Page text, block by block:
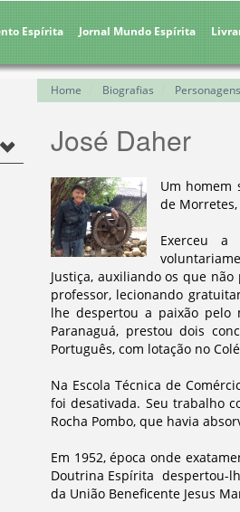
Espírita Jornal Mundo Espírita
Home Biografias
José Daher
Um homem
de
Exerceu
Justiça, auxiliando os que
professor, lecionando
lhe despertou a paixão pelo
Paranaguá, prestou dois
Português, com lotação no
Na Escola Técnica de
foi desativada. Seu trabalho
Rocha Pombo, que havia
Em 1952, época onde
Doutrina Espírita despertou-
da União Beneficente Jesus